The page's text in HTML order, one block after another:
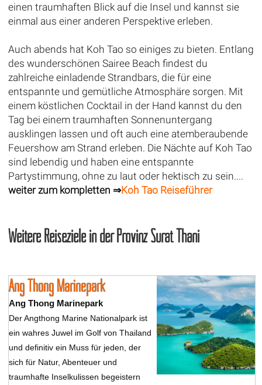
einen traumhaften Blick auf die Insel und kannst sie
einmal aus einer anderen Perspektive erleben.
Auch abends hat Koh Tao so einiges zu bieten. Entlang
des wunderschönen Sairee Beach findest du
zahlreiche einladende Strandbars, die für eine
entspannte und gemütliche Atmosphäre sorgen. Mit
einem köstlichen Cocktail in der Hand kannst du den
Tag bei einem traumhaften Sonnenuntergang
ausklingen lassen und oft auch eine atemberaubende
Feuershow am Strand erleben. Die Nächte auf Koh Tao
sind lebendig und haben eine entspannte
Partystimmung, ohne zu laut oder hektisch zu sein....
weiter zum kompletten ⇒Koh Tao Reiseführer
Weitere Reiseziele in der Provinz Surat Thani
Ang Thong Marinepark
Ang Thong Marinepark
Der Angthong Marine Nationalpark ist
ein wahres Juwel im Golf von Thailand
und definitiv ein Muss für jeden, der
sich für Natur, Abenteuer und
traumhafte Inselkulissen begeistern